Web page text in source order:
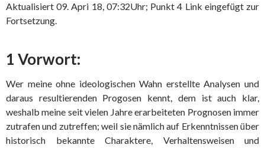
Aktualisiert 09. Apri 18, 07:32Uhr; Punkt 4 Link eingefügt zur
Fortsetzung.
1 Vorwort:
Wer meine ohne ideologischen Wahn erstellte Analysen und
daraus resultierenden Progosen kennt, dem ist auch klar,
weshalb meine seit vielen Jahre erarbeiteten Prognosen immer
zutrafen und zutreffen; weil sie nämlich auf Erkenntnissen über
historisch bekannte Charaktere, Verhaltensweisen und